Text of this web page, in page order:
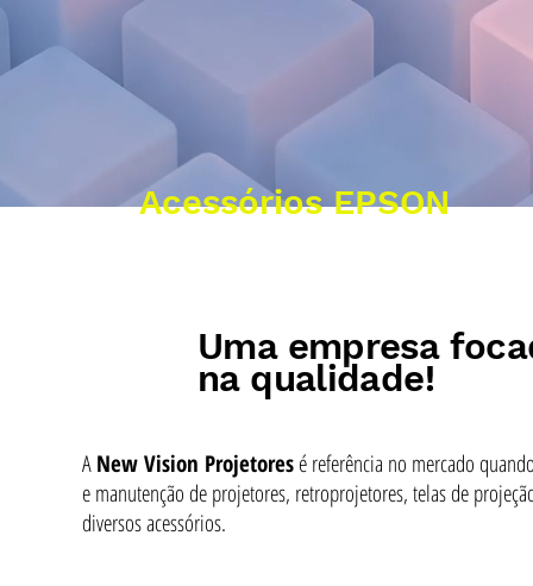
Acessórios EPSON
Uma empresa
na qualidade!
ANew Vision Projetoresé referência no mercado
e manutenção de projetores, retroprojetores, telas de
diversos acessórios.